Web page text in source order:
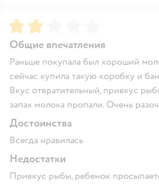
Рейтинг:
Общие впечатления
Раньше покупала был хороший
сейчас купила такую коробку и
Вкус отвратительный, привкус
запах молока пропали. Очень
Достоинства
Всегда нравилась
Недостатки
Привкус рыбы, ребенок